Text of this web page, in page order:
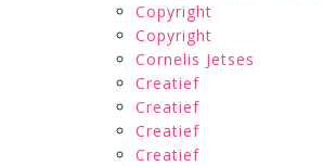
Copyright
Copyright
Cornelis Jetses
Creatief
Creatief
Creatief
Creatief